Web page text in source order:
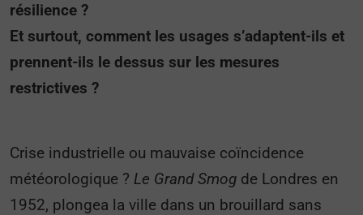
résilience ?
Et surtout, comment les usages s’adaptent-ils et
prennent-ils le dessus sur les mesures
restrictives ?
Crise industrielle ou mauvaise coïncidence
météorologique ? Le Grand Smog de Londres en
1952, plongea la ville dans un brouillard sans